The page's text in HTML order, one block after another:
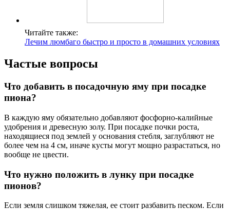
Читайте также:
Лечим люмбаго быстро и просто в домашних условиях
Частые вопросы
Что добавить в посадочную яму при посадке
пиона?
В каждую яму обязательно добавляют фосфорно-калийные
удобрения и древесную золу. При посадке почки роста,
находящиеся под землей у основания стебля, заглубляют не
более чем на 4 см, иначе кусты могут мощно разрастаться, но
вообще не цвести.
Что нужно положить в лунку при посадке
пионов?
Если земля слишком тяжелая, ее стоит разбавить песком. Если